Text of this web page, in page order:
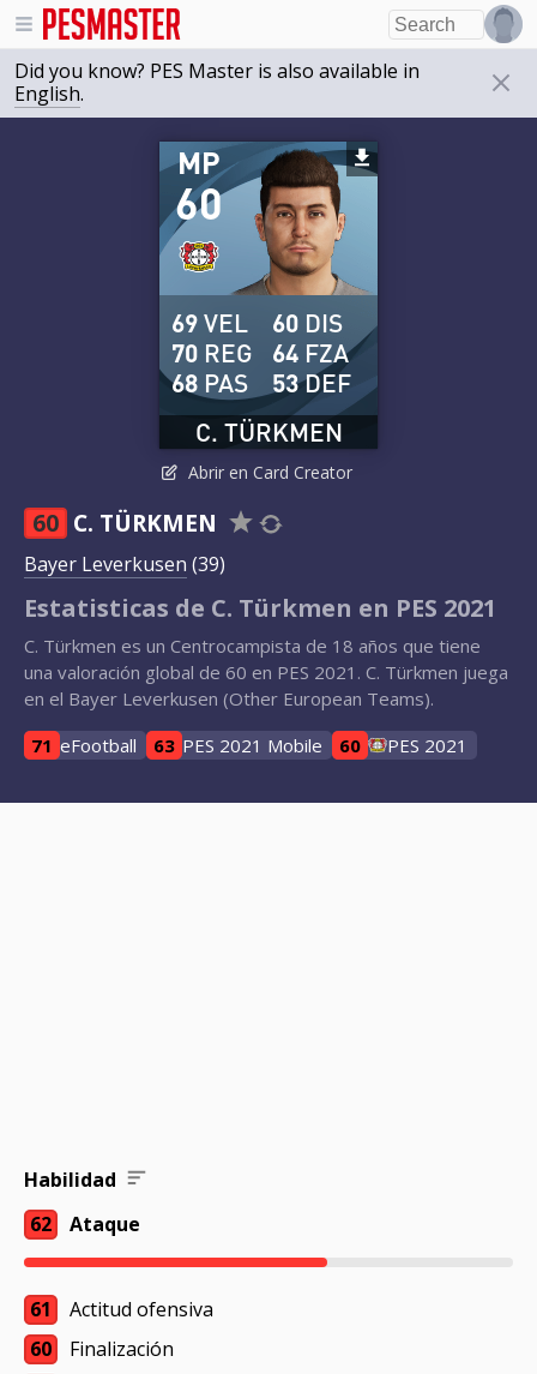
Did you know? PES Master is also available in
English.
60
MP
C. TÜRKMEN
69VEL
70 REG
68 PAS
60 DIS
64 FZA
53DEF
Abrir en Card Creator
60 C. TÜRKMEN
Bayer Leverkusen (39)
Estatisticas de C. Türkmen en PES 2021
C. Türkmen es un Centrocampista de 18 años que tiene
una valoración global de 60 en PES 2021. C. Türkmen juega
en el Bayer Leverkusen (Other European Teams).
71 eFootball 63 PES 2021 Mobile 60 PES 2021
Habilidad
62
Ataque
61
Actitud ofensiva
60
Finalización